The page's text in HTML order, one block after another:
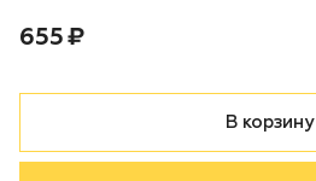
Мотопомпы
Подметальные машины
Строительная техника
В корзину
Цена:
655 ₽рублей